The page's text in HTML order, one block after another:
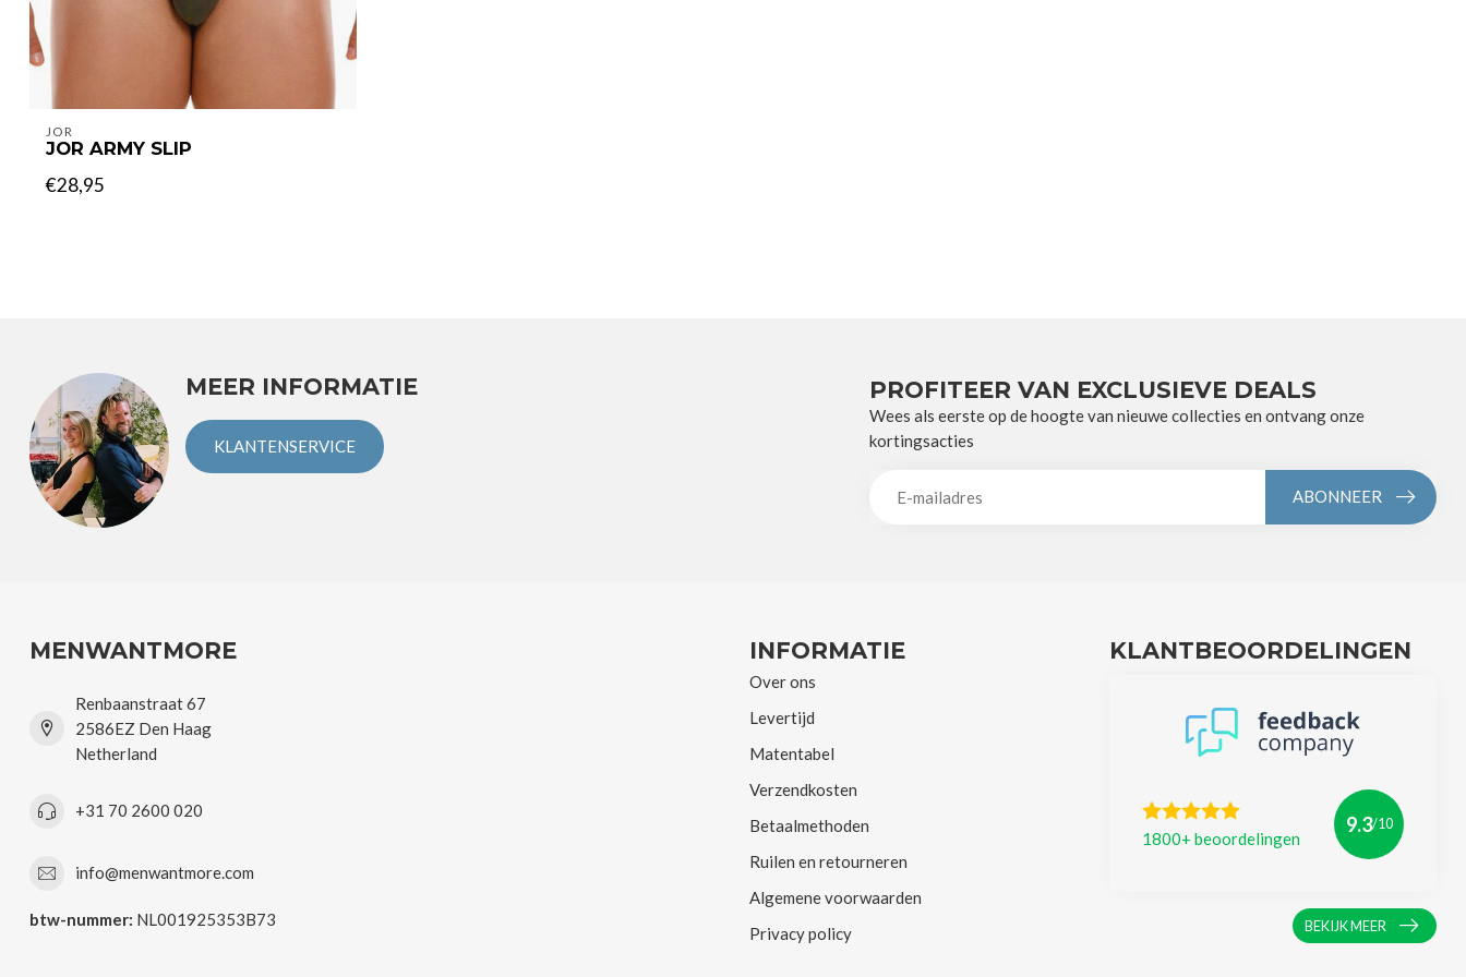
JOR
JOR ARMY SLIP
€28,95
MEER INFORMATIE
KLANTENSERVICE
PROFITEER VAN EXCLUSIEVE DEALS
Wees als eerste op de hoogte van nieuwe collecties en ontvang onze
kortingsacties
ABONNEER
MENWANTMORE
Renbaanstraat 67
2586EZ Den Haag
Netherland
+31 70 2600 020
info@menwantmore.com
btw-nummer: NL001925353B73
INFORMATIE
Over ons
Levertijd
Matentabel
Verzendkosten
Betaalmethoden
Ruilen en retourneren
Algemene voorwaarden
Privacy policy
KLANTBEOORDELINGEN
1800+ beoordelingen
9.3/10
BEKIJK MEER